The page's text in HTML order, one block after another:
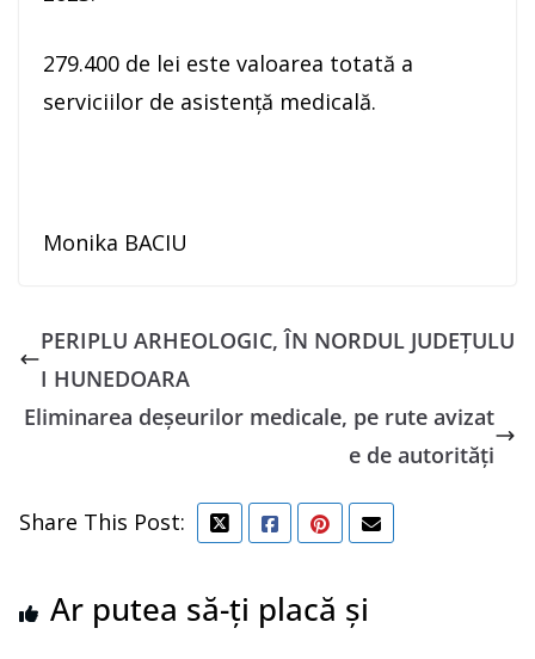
279.400 de lei este valoarea totată a
serviciilor de asistență medicală.
Monika BACIU
PERIPLU ARHEOLOGIC, ÎN NORDUL JUDEȚULU
I HUNEDOARA
Eliminarea deșeurilor medicale, pe rute avizat
e de autorități
Share This Post:
Ar putea să-ți placă și